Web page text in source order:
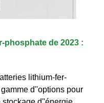
phosphate de 2023 :
lithium-fer-
d''options pour